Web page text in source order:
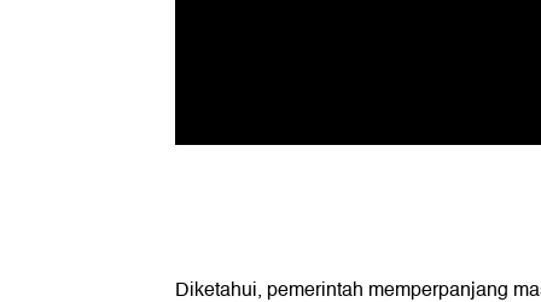
Diketahui, pemerintah memperpanjang